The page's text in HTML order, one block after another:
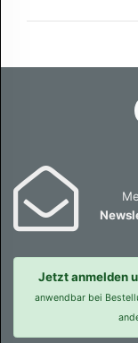
Jetzt anmelden
anwendbar bei